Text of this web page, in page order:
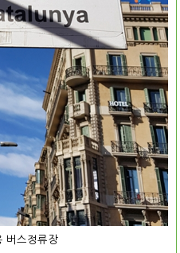
버스정류장